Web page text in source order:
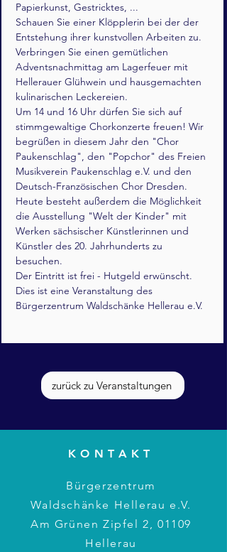
Papierkunst, Gestricktes, ...
Schauen Sie einer Klöpplerin bei der der
Entstehung ihrer kunstvollen Arbeiten zu.
Verbringen Sie einen gemütlichen
Adventsnachmittag am Lagerfeuer mit
Hellerauer Glühwein und hausgemachten
kulinarischen Leckereien.
Um 14 und 16 Uhr dürfen Sie sich auf
stimmgewaltige Chorkonzerte freuen! Wir
begrüßen in diesem Jahr den "Chor
Paukenschlag", den "Popchor" des Freien
Musikverein Paukenschlag e.V. und den
Deutsch-Französischen Chor Dresden.
Heute besteht außerdem die Möglichkeit
die Ausstellung "Welt der Kinder" mit
Werken sächsischer Künstlerinnen und
Künstler des 20. Jahrhunderts zu
besuchen.
Der Eintritt ist frei - Hutgeld erwünscht.
Dies ist eine Veranstaltung des
Bürgerzentrum Waldschänke Hellerau e.V.
zurück zu Veranstaltungen
KONTAKT
Bürgerzentrum
Waldschänke Hellerau e.V.
Am Grünen Zipfel 2, 01109
Hellerau